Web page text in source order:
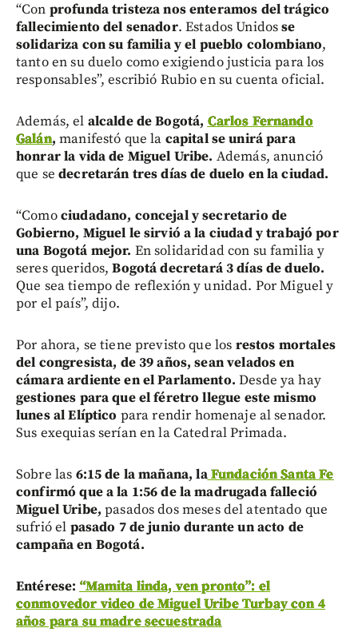
“Con profunda tristeza nos enteramos del trágico
fallecimiento del senador. Estados Unidosse
solidariza con su familia y el pueblo colombiano,
tanto en su duelo como exigiendo justicia para los
responsables”, escribió Rubio en su cuenta oficial.
Además, el alcalde de Bogotá, Carlos Fernando
Galán, manifestó que la capital se unirá para
honrar la vida de Miguel Uribe. Además, anunció
que sedecretarán tres días de duelo en la ciudad.
“Comociudadano, concejal y secretario de
Gobierno, Miguel le sirvió a la ciudad y trabajó por
una Bogotá mejor. En solidaridad con su familia y
seres queridos,Bogotá decretará 3 días de duelo.
Que sea tiempo de reflexión y unidad. Por Miguel y
por el país”, dijo.
Por ahora, se tiene previsto que los restos mortales
del congresista, de 39 años, sean velados en
cámara ardiente en el Parlamento. Desde ya hay
gestiones para que el féretro llegue este mismo
lunes al Elíptico para rendir homenaje al senador.
Sus exequias serían en la Catedral Primada.
Sobre las 6:15 de la mañana, laFundación Santa Fe
confirmó que a la 1:56 de la madrugada falleció
Miguel Uribe, pasados dos meses del atentado que
sufrió el pasado 7 de junio durante un acto de
campaña en Bogotá.
Entérese: “Mamita linda, ven pronto”: el
conmovedor video de Miguel Uribe Turbay con 4
años para su madre secuestrada